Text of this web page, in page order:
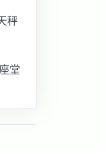
秤
堂